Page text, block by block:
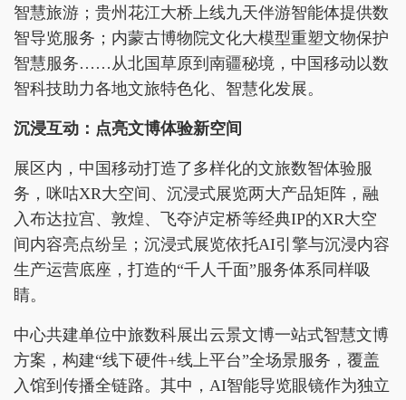
智慧旅游；贵州花江大桥上线九天伴游智能体提供数
智导览服务；内蒙古博物院文化大模型重塑文物保护
智慧服务……从北国草原到南疆秘境，中国移动以数
智科技助力各地文旅特色化、智慧化发展。
沉浸互动：点亮文博体验新空间
展区内，中国移动打造了多样化的文旅数智体验服
务，咪咕XR大空间、沉浸式展览两大产品矩阵，融
入布达拉宫、敦煌、飞夺泸定桥等经典IP的XR大空
间内容亮点纷呈；沉浸式展览依托AI引擎与沉浸内容
生产运营底座，打造的“千人千面”服务体系同样吸
睛。
中心共建单位中旅数科展出云景文博一站式智慧文博
方案，构建“线下硬件+线上平台”全场景服务，覆盖
入馆到传播全链路。其中，AI智能导览眼镜作为独立